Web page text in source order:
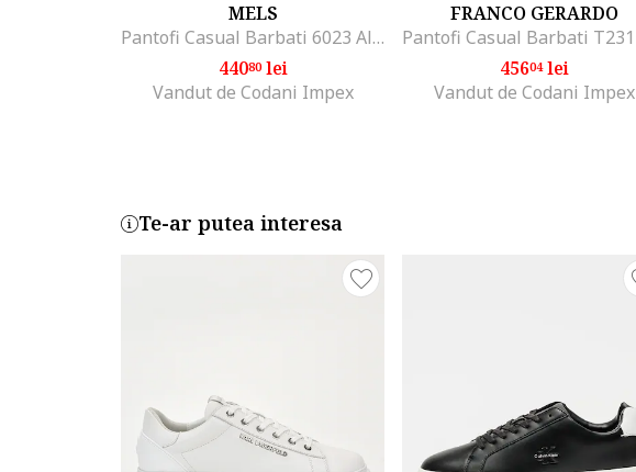
MELS
Pantofi Casual Barbati 6023 Albi - Alb, Alb
44080lei
Vandut de Codani Impex
FRANCO GERARDO
45604lei
Vandut de Codani Impex
Te-ar putea interesa